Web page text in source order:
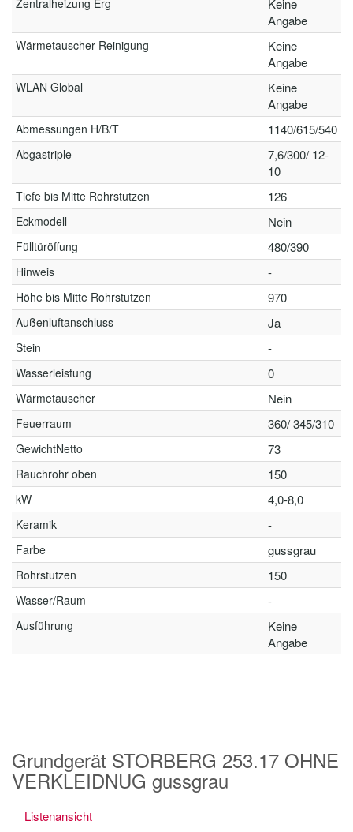
Zentralheizung Erg
Keine
Angabe
Wärmetauscher Reinigung
Keine
Angabe
WLAN Global
Keine
Angabe
Abmessungen H/B/T 1140/615/540
Abgastriple
7,6/300/ 12-
10
Tiefe bis Mitte Rohrstutzen 126
Eckmodell Nein
Fülltüröffung 480/390
Hinweis -
Höhe bis Mitte Rohrstutzen 970
Außenluftanschluss Ja
Stein -
Wasserleistung 0
Wärmetauscher Nein
Feuerraum 360/ 345/310
GewichtNetto 73
Rauchrohr oben 150
kW 4,0-8,0
Keramik -
Farbe gussgrau
Rohrstutzen 150
Wasser/Raum -
Ausführung
Keine
Angabe
Grundgerät STORBERG 253.17 OHNE
VERKLEIDNUG gussgrau
Listenansicht